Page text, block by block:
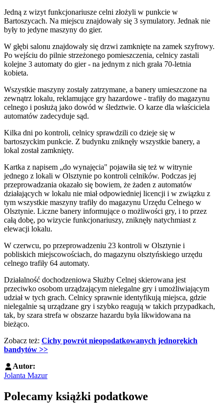
Jedną z wizyt funkcjonariusze celni złożyli w punkcie w
Bartoszycach. Na miejscu znajdowały się 3 symulatory. Jednak nie
były to jedyne maszyny do gier.
W głębi salonu znajdowały się drzwi zamknięte na zamek szyfrowy.
Po wejściu do pilnie strzeżonego pomieszczenia, celnicy zastali
kolejne 3 automaty do gier - na jednym z nich grała 70-letnia
kobieta.
Wszystkie maszyny zostały zatrzymane, a banery umieszczone na
zewnątrz lokalu, reklamujące gry hazardowe - trafiły do magazynu
celnego i posłużą jako dowód w śledztwie. O karze dla właściciela
automatów zadecyduje sąd.
Kilka dni po kontroli, celnicy sprawdzili co dzieje się w
bartoszyckim punkcie. Z budynku zniknęły wszystkie banery, a
lokal został zamknięty.
Kartka z napisem „do wynajęcia" pojawiła się też w witrynie
jednego z lokali w Olsztynie po kontroli celników. Podczas jej
przeprowadzania okazało się bowiem, że żaden z automatów
działających w lokalu nie miał odpowiedniej licencji i w związku z
tym wszystkie maszyny trafiły do magazynu Urzędu Celnego w
Olsztynie. Liczne banery informujące o możliwości gry, i to przez
całą dobę, po wizycie funkcjonariuszy, zniknęły natychmiast z
elewacji lokalu.
W czerwcu, po przeprowadzeniu 23 kontroli w Olsztynie i
pobliskich miejscowościach, do magazynu olsztyńskiego urzędu
celnego trafiły 64 automaty.
Działalność dochodzeniowa Służby Celnej skierowana jest
przeciwko osobom urządzającym nielegalne gry i umożliwiającym
udział w tych grach. Celnicy sprawnie identyfikują miejsca, gdzie
nielegalnie są urządzane gry i szybko reagują w takich przypadkach,
tak, by szara strefa w obszarze hazardu była likwidowana na
bieżąco.
Zobacz też: Cichy powrót nieopodatkowanych jednorękich
bandytów >>
Autor:
Jolanta Mazur
Polecamy książki podatkowe